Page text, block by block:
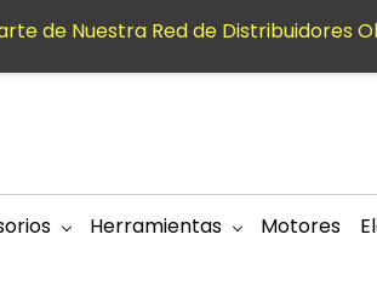
Herramientas Motores
de Nuestra Red de Distribuidores